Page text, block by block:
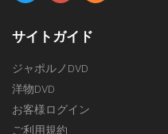
サイトガイド
ジャポルノDVD
洋物DVD
お客様ログイン
ご利用規約